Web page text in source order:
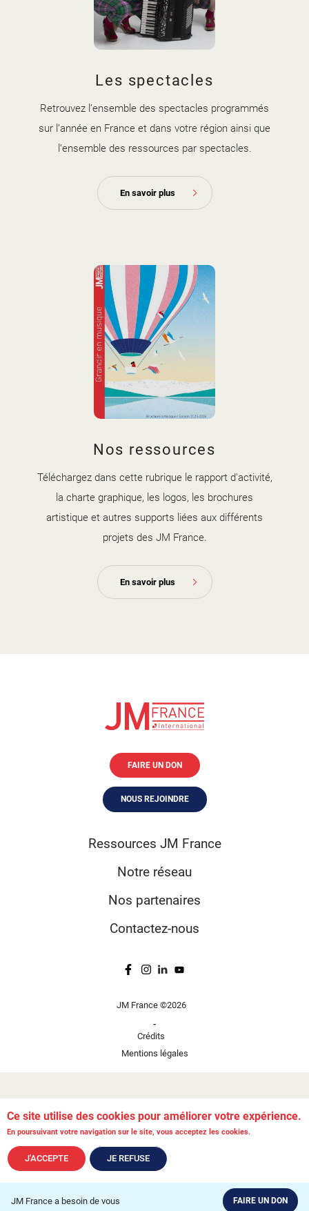
JM France a besoin de vous FAIRE UN DON
Les spectacles
Retrouvez l’ensemble des spectacles programmés
sur l’année en France et dans votre région ainsi que
l’ensemble des ressources par spectacles.
En savoir plus
2025-2026.jpg
Nos ressources
Téléchargez dans cette rubrique le rapport d'activité,
la charte graphique, les logos, les brochures
artistique et autres supports liées aux différents
projets des JM France.
En savoir plus
FAIRE UN DON
NOUS REJOINDRE
Ressources JM France
Notre réseau
Nos partenaires
Contactez-nous
JM France ©2026
-
Crédits
Mentions légales
Ce site utilise des cookies pour améliorer votre expérience.
En poursuivant votre navigation sur le site, vous acceptez les cookies.
J'ACCEPTE JE REFUSE